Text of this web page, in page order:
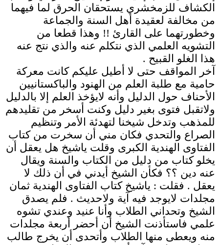
الكشاف للزمخشري يستحقان الحرق لما فيهما
من مخالفة لعقيدة أهل السنة والجماعة
وخطورتهما على القارئ !! وهذا قطعا من
التشويه العلمي الذي نتكلم عنه والذي نتج عنه
هذا الغلو القبيح .
آخر المواقف حتى لا أطيل عليكم كانت معركة
حامية مع طلبة العلم من الهنود والباكستانيين
الأحناف حول الدليل وأنه لايؤخذ العلم إلا بالدليل
ولاتقبل فتوى بغير دليل وكنت أسخر من تقليدهم
للمذهب وتدخل شيخنا لتهدئة الأمر وتنظيم
الصراع والتحدي فكان مني أن سخرت من كتاب
الفتاوى الهندية الكبرى وقلت ياشيخ هل يعقل أن
يخلو كتاب من دليل من الكتاب والسنة ويقال
عنه دين ؟؟ فكأن الشيخ أيدني في أن ذلك لا
يعقل . فقلت : ياشيخ كتاب الفتاوى الهندية ثمان
مجلدات لايوجد فيه آية ولاحديث . فلم يصدق
الشيخ وتحداني الطلاب وأنا عنيد وعندي تشوه
علمي فاستأذنت الشيخ أن أحضر أربعة مجلدات
منه ويعطى منها الطلاب وأتحدى أن يخرج طالب